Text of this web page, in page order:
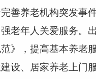
善养老机构突发事
老年人关爱服务。
范》，提高基本养
设、居家养老上门